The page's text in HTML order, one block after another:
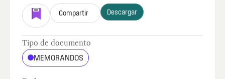
Compartir Descargar
Tipo de documento
MEMORANDOS